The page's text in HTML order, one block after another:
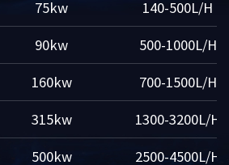
75kw 140-500L/H
90kw 500-1000L/H
160kw 700-1500L/H
315kw 1300-3200L/H
500kw 2500-4500L/H